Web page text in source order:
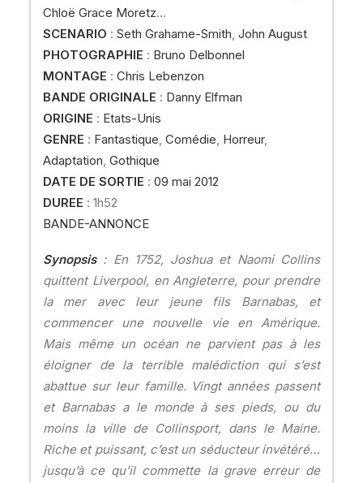
Chloë Grace Moretz…
SCENARIO : Seth Grahame-Smith, John August
PHOTOGRAPHIE : Bruno Delbonnel
MONTAGE : Chris Lebenzon
BANDE ORIGINALE : Danny Elfman
ORIGINE : Etats-Unis
GENRE : Fantastique, Comédie, Horreur,
Adaptation, Gothique
DATE DE SORTIE : 09 mai 2012
DUREE : 1h52
BANDE-ANNONCE
Synopsis: En 1752, Joshua et Naomi Collins
quittent Liverpool, en Angleterre, pour prendre
la mer avec leur jeune fils Barnabas, et
commencer une nouvelle vie en Amérique.
Mais même un océan ne parvient pas à les
éloigner de la terrible malédiction qui s’est
abattue sur leur famille. Vingt années passent
et Barnabas a le monde à ses pieds, ou du
moins la ville de Collinsport, dans le Maine.
Riche et puissant, c’est un séducteur invétéré…
jusqu’à ce qu’il commette la grave erreur de